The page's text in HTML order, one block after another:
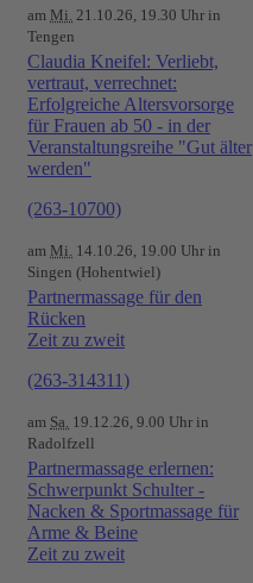
am Mi. 21.10.26, 19.30 Uhr in
Tengen
Claudia Kneifel: Verliebt,
vertraut, verrechnet:
Erfolgreiche Altersvorsorge
für Frauen ab 50 - in der
Veranstaltungsreihe "Gut älter
werden"
(263-10700)
am Mi. 14.10.26, 19.00 Uhr in
Singen (Hohentwiel)
Partnermassage für den
Rücken
Zeit zu zweit
(263-314311)
am Sa. 19.12.26, 9.00 Uhr in
Radolfzell
Partnermassage erlernen:
Schwerpunkt Schulter -
Nacken & Sportmassage für
Arme & Beine
Zeit zu zweit